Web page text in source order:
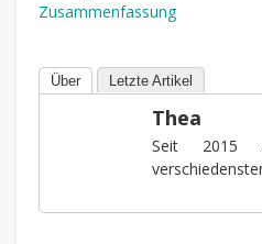
Zusammenfassung
Über Letzte Artikel
Thea
Seit 2015